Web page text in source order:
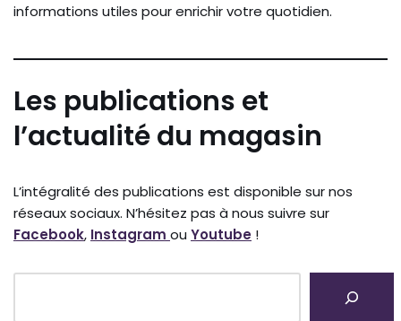
informations utiles pour enrichir votre quotidien.
Les publications et
l’actualité du magasin
L’intégralité des publications est disponible sur nos
réseaux sociaux. N’hésitez pas à nous suivre sur
Facebook, Instagram ou Youtube !